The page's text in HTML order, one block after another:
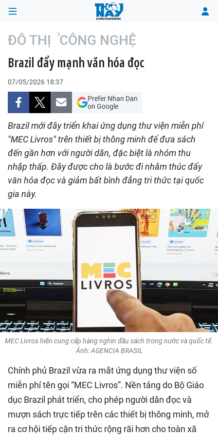
TRANG CHỦ
THỜI SỰ
CHÍNH TRỊ
XÃ HỘI
KINH TẾ
ĐÔ THỊ
VĂN HÓA - VĂN NGHỆ
QUỐC TẾ
THỂ THAO
DU LỊCH
HỒ SƠ - TƯ LIỆU
NHÂN DÂN ĐIỆN TỬ
NHÂN DÂN HẰNG THÁNG
NHÂN DÂN CUỐI TUẦN
ĐÔ THỊ CÔNG NGHỆ
Brazil đẩy mạnh văn hóa đọc
07/05/2026 18:37
Prefer Nhan Dan
on Google
Brazil mới đây triển khai ứng dụng thư viện miễn phí
"MEC Livros" trên thiết bị thông minh để đưa sách
đến gần hơn với người dân, đặc biệt là nhóm thu
nhập thấp. Đây được cho là bước đi nhằm thúc đẩy
văn hóa đọc và giảm bất bình đẳng tri thức tại quốc
gia này.
MEC Livros hiện cung cấp hàng nghìn đầu sách trong nước và quốc tế.
Ảnh: AGENCIA BRASIL
Chính phủ Brazil vừa ra mắt ứng dụng thư viện số
miễn phí tên gọi “MEC Livros”. Nền tảng do Bộ Giáo
dục Brazil phát triển, cho phép người dân đọc và
mượn sách trực tiếp trên các thiết bị thông minh, mở
ra cơ hội tiếp cận tri thức rộng rãi hơn cho toàn xã